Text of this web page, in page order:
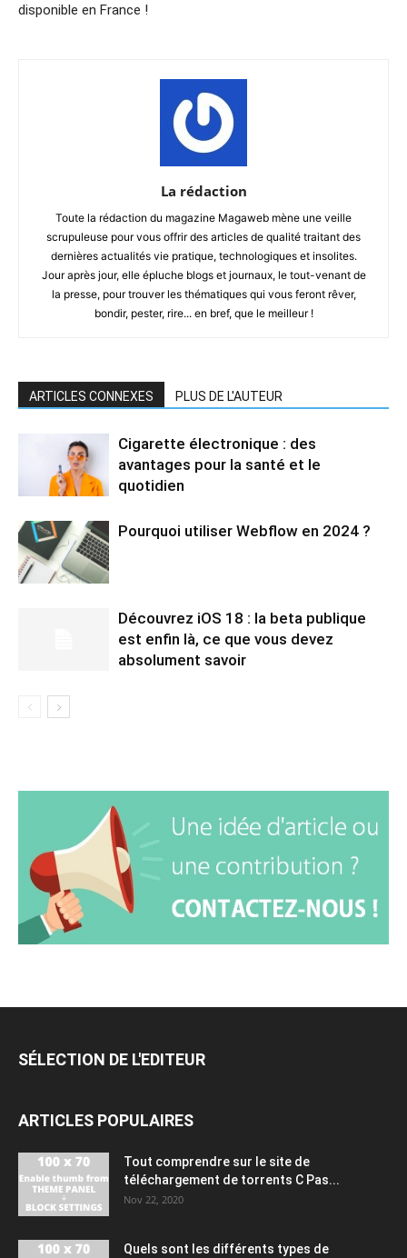
disponible en France !
La rédaction
Toute la rédaction du magazine Magaweb mène une veille
scrupuleuse pour vous offrir des articles de qualité traitant des
dernières actualités vie pratique, technologiques et insolites.
Jour après jour, elle épluche blogs et journaux, le tout-venant de
la presse, pour trouver les thématiques qui vous feront rêver,
bondir, pester, rire... en bref, que le meilleur !
ARTICLES CONNEXES PLUS DE L'AUTEUR
Cigarette électronique : des
avantages pour la santé et le
quotidien
Pourquoi utiliser Webflow en 2024 ?
Découvrez iOS 18 : la beta publique
est enfin là, ce que vous devez
absolument savoir
SÉLECTION DE L'EDITEUR
ARTICLES POPULAIRES
Tout comprendre sur le site de
téléchargement de torrents C Pas...
Nov 22, 2020
Quels sont les différents types de